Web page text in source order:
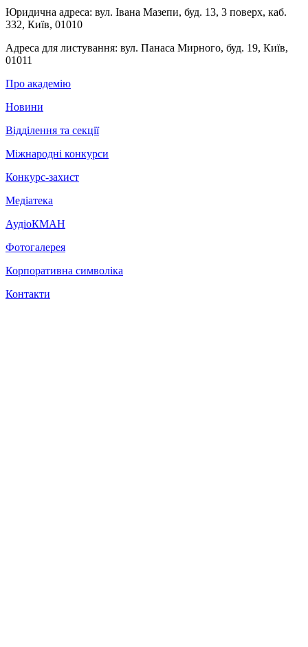
Юридична адреса: вул. Івана Мазепи, буд. 13, 3 поверх, каб.
332, Київ, 01010
Адреса для листування: вул. Панаса Мирного, буд. 19, Київ,
01011
Про академію
Новини
Відділення та секції
Міжнародні конкурси
Конкурс-захист
Медіатека
АудіоКМАН
Фотогалерея
Корпоративна символіка
Контакти